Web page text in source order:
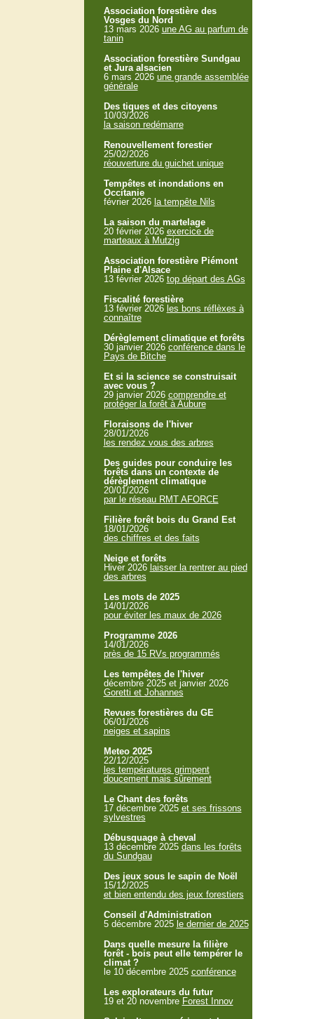
Association forestière des
Vosges du Nord
13 mars 2026 une AG au parfum de
tanin
Association forestière Sundgau
et Jura alsacien
6 mars 2026 une grande assemblée
générale
Des tiques et des citoyens
10/03/2026
la saison redémarre
Renouvellement forestier
25/02/2026
réouverture du guichet unique
Tempêtes et inondations en
Occitanie
février 2026 la tempête Nils
La saison du martelage
20 février 2026 exercice de
marteaux à Mutzig
Association forestière Piémont
Plaine d'Alsace
13 février 2026 top départ des AGs
Fiscalité forestière
13 février 2026 les bons réflèxes à
connaître
Dérèglement climatique et forêts
30 janvier 2026 conférence dans le
Pays de Bitche
Et si la science se construisait
avec vous ?
29 janvier 2026 comprendre et
protéger la forêt à Aubure
Floraisons de l'hiver
28/01/2026
les rendez vous des arbres
Des guides pour conduire les
forêts dans un contexte de
dérèglement climatique
20/01/2026
par le réseau RMT AFORCE
Filière forêt bois du Grand Est
18/01/2026
des chiffres et des faits
Neige et forêts
Hiver 2026 laisser la rentrer au pied
des arbres
Les mots de 2025
14/01/2026
pour éviter les maux de 2026
Programme 2026
14/01/2026
près de 15 RVs programmés
Les tempêtes de l'hiver
décembre 2025 et janvier 2026
Goretti et Johannes
Revues forestières du GE
06/01/2026
neiges et sapins
Meteo 2025
22/12/2025
les températures grimpent
doucement mais sûrement
Le Chant des forêts
17 décembre 2025 et ses frissons
sylvestres
Débusquage à cheval
13 décembre 2025 dans les forêts
du Sundgau
Des jeux sous le sapin de Noël
15/12/2025
et bien entendu des jeux forestiers
Conseil d'Administration
5 décembre 2025 le dernier de 2025
Dans quelle mesure la filière
forêt - bois peut elle tempérer le
climat ?
le 10 décembre 2025 conférence
Les explorateurs du futur
19 et 20 novembre Forest Innov